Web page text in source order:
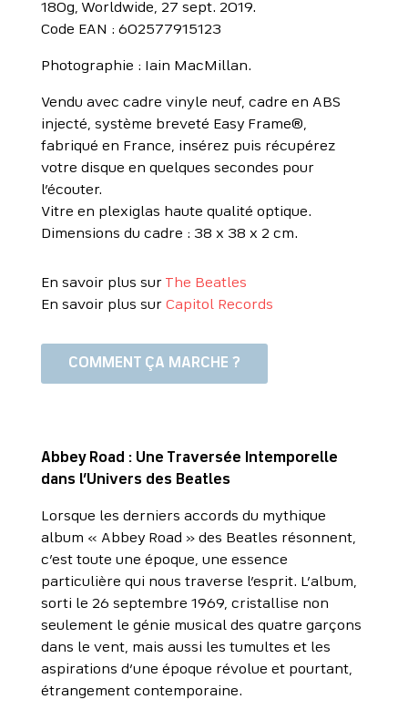
180g, Worldwide, 27 sept. 2019.
Code EAN : 602577915123
Photographie : Iain MacMillan.
Vendu avec cadre vinyle neuf, cadre en ABS
injecté, système breveté Easy Frame®,
fabriqué en France, insérez puis récupérez
votre disque en quelques secondes pour
l’écouter.
Vitre en plexiglas haute qualité optique.
Dimensions du cadre : 38 x 38 x 2 cm.
En savoir plus sur The Beatles
En savoir plus sur Capitol Records
COMMENT ÇA MARCHE ?
Abbey Road : Une Traversée Intemporelle
dans l’Univers des Beatles
Lorsque les derniers accords du mythique
album « Abbey Road » des Beatles résonnent,
c’est toute une époque, une essence
particulière qui nous traverse l’esprit. L’album,
sorti le 26 septembre 1969, cristallise non
seulement le génie musical des quatre garçons
dans le vent, mais aussi les tumultes et les
aspirations d’une époque révolue et pourtant,
étrangement contemporaine.